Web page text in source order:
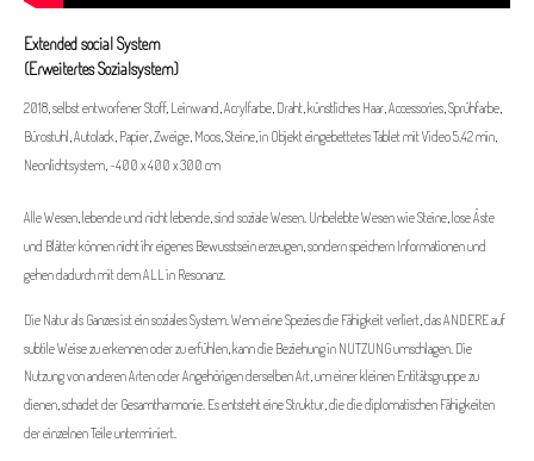
Extended social System
(Erweitertes Sozialsystem)
2018, selbst entworfener Stoff, Leinwand, Acrylfarbe, Draht, künstliches Haar, Accessories, Sprühfarbe,
Bürostuhl, Autolack, Papier, Zweige, Moos, Steine, in Objekt eingebettetes Tablet mit Video 5.42 min,
Neonlichtsystem, ~400 x 400 x 300 cm
Alle Wesen, lebende und nicht lebende, sind soziale Wesen. Unbelebte Wesen wie Steine, lose Äste
und Blätter können nicht ihr eigenes Bewusstsein erzeugen, sondern speichern Informationen und
gehen dadurch mit dem ALL in Resonanz.
Die Natur als Ganzes ist ein soziales System. Wenn eine Spezies die Fähigkeit verliert, das ANDERE auf
subtile Weise zu erkennen oder zu erfühlen, kann die Beziehung in NUTZUNG umschlagen. Die
Nutzung von anderen Arten oder Angehörigen derselben Art, um einer kleinen Entitätsgruppe zu
dienen, schadet der Gesamtharmonie. Es entsteht eine Struktur, die die diplomatischen Fähigkeiten
der einzelnen Teile unterminiert.